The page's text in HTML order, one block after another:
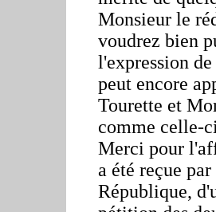
Monsieur le
voudrez bien
l'expression
peut encore
Tourette et
comme celle-
Merci pour
a été reçue
République,